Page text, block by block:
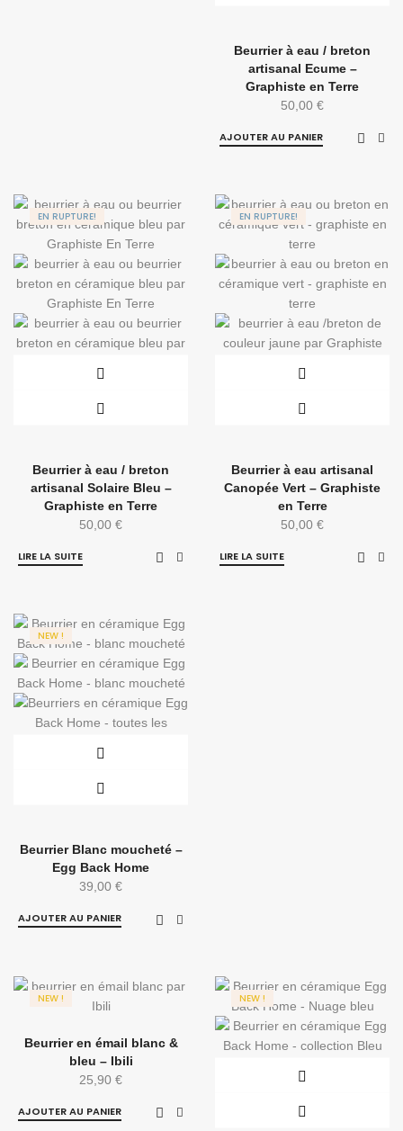
Beurrier à eau / breton
artisanal Ecume –
Graphiste en Terre
50,00 €
AJOUTER AU PANIER
EN RUPTURE!
Beurrier à eau / breton
artisanal Solaire Bleu –
Graphiste en Terre
50,00 €
LIRE LA SUITE
EN RUPTURE!
Beurrier à eau artisanal
Canopée Vert – Graphiste
en Terre
50,00 €
LIRE LA SUITE
NEW !
Beurrier Blanc moucheté –
Egg Back Home
39,00 €
AJOUTER AU PANIER
NEW !
Beurrier en émail blanc &
bleu – Ibili
25,90 €
AJOUTER AU PANIER
NEW !